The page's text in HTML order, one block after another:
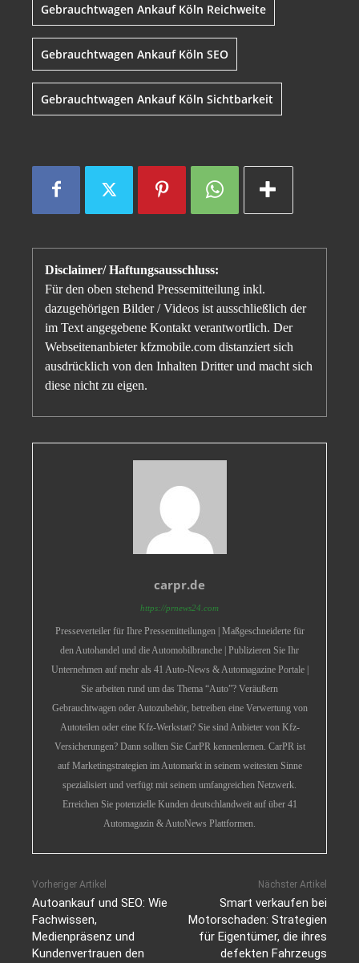
Gebrauchtwagen Ankauf Köln Reichweite
Gebrauchtwagen Ankauf Köln SEO
Gebrauchtwagen Ankauf Köln Sichtbarkeit
Disclaimer/ Haftungsausschluss:
Für den oben stehend Pressemitteilung inkl.
dazugehörigen Bilder / Videos ist ausschließlich der
im Text angegebene Kontakt verantwortlich. Der
Webseitenanbieter kfzmobile.com distanziert sich
ausdrücklich von den Inhalten Dritter und macht sich
diese nicht zu eigen.
carpr.de
https://prnews24.com
Presseverteiler für Ihre Pressemitteilungen | Maßgeschneiderte für
den Autohandel und die Automobilbranche | Publizieren Sie Ihr
Unternehmen auf mehr als 41 Auto-News & Automagazine Portale |
Sie arbeiten rund um das Thema “Auto”? Veräußern
Gebrauchtwagen oder Autozubehör, betreiben eine Verwertung von
Autoteilen oder eine Kfz-Werkstatt? Sie sind Anbieter von Kfz-
Versicherungen? Dann sollten Sie CarPR kennenlernen. CarPR ist
auf Marketingstrategien im Automarkt in seinem weitesten Sinne
spezialisiert und verfügt mit seinem umfangreichen Netzwerk.
Erreichen Sie potenzielle Kunden deutschlandweit auf über 41
Automagazin & AutoNews Plattformen.
Vorheriger Artikel
Autoankauf und SEO: Wie
Fachwissen,
Medienpräsenz und
Kundenvertrauen den
Nächster Artikel
Smart verkaufen bei
Motorschaden: Strategien
für Eigentümer, die ihres
defekten Fahrzeugs